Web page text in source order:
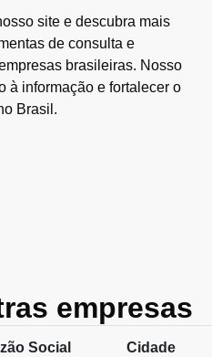
site e descubra mais
de consulta e
brasileiras. Nosso
à informação e fortalecer o
Brasil.
empresas
Social Cidade